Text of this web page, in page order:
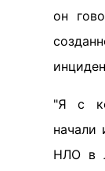
он
"Я с
начали
НЛО в